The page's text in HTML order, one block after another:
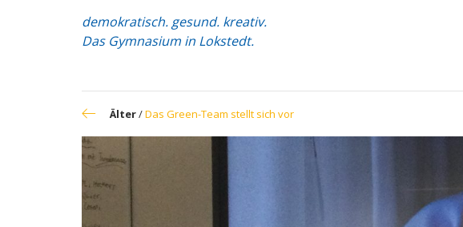
demokratisch. gesund. kreativ.
Das Gymnasium in Lokstedt.
Älter/Das Green-Team stellt sich vor